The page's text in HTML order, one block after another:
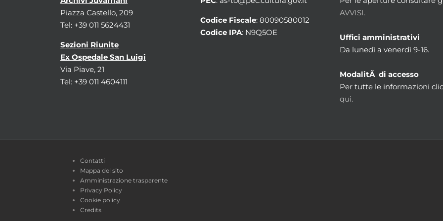
Piazza Castello, 209
Tel: +39 011 5624431
Sezioni Riunite
Ex Ospedale San Luigi
Via Piave, 21
Tel: +39 011 4604111
Codice Fiscale: 80090580012
Codice IPA: N9Q5OE
AVVISI.
Uffici amministrativi
Da lunedì a venerdì 9-16.
ModalitÃ di accesso
Per tutte le informazioni
qui.
Contatti
Mappa del sito
Amministrazione trasparente
Privacy Policy
Cookie policy
Credits